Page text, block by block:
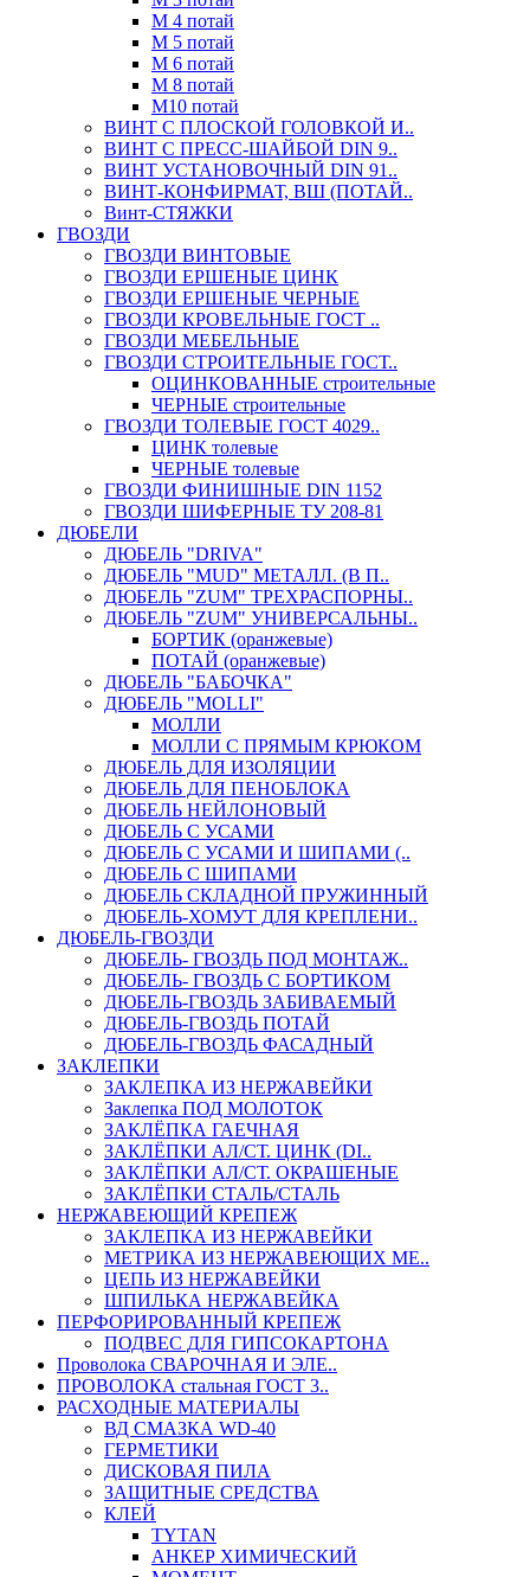
М 4 потай
М 5 потай
М 6 потай
М 8 потай
М10 потай
ВИНТ С ПЛОСКОЙ ГОЛОВКОЙ И..
ВИНТ С ПРЕСС-ШАЙБОЙ DIN 9..
ВИНТ УСТАНОВОЧНЫЙ DIN 91..
ВИНТ-КОНФИРМАТ, ВШ (ПОТАЙ..
Винт-СТЯЖКИ
ГВОЗДИ
ГВОЗДИ ВИНТОВЫЕ
ГВОЗДИ ЕРШЕНЫЕ ЦИНК
ГВОЗДИ ЕРШЕНЫЕ ЧЕРНЫЕ
ГВОЗДИ КРОВЕЛЬНЫЕ ГОСТ ..
ГВОЗДИ МЕБЕЛЬНЫЕ
ГВОЗДИ СТРОИТЕЛЬНЫЕ ГОСТ..
ОЦИНКОВАННЫЕ строительные
ЧЕРНЫЕ строительные
ГВОЗДИ ТОЛЕВЫЕ ГОСТ 4029..
ЦИНК толевые
ЧЕРНЫЕ толевые
ГВОЗДИ ФИНИШНЫЕ DIN 1152
ГВОЗДИ ШИФЕРНЫЕ ТУ 208-81
ДЮБЕЛИ
ДЮБЕЛЬ "DRIVA"
ДЮБЕЛЬ "MUD" МЕТАЛЛ. (В П..
ДЮБЕЛЬ "ZUM" ТРЕХРАСПОРНЫ..
ДЮБЕЛЬ "ZUM" УНИВЕРСАЛЬНЫ..
БОРТИК (оранжевые)
ПОТАЙ (оранжевые)
ДЮБЕЛЬ "БАБОЧКА"
ДЮБЕЛЬ "МOLLI"
МОЛЛИ
МОЛЛИ С ПРЯМЫМ КРЮКОМ
ДЮБЕЛЬ ДЛЯ ИЗОЛЯЦИИ
ДЮБЕЛЬ ДЛЯ ПЕНОБЛОКА
ДЮБЕЛЬ НЕЙЛОНОВЫЙ
ДЮБЕЛЬ С УСАМИ
ДЮБЕЛЬ С УСАМИ И ШИПАМИ (..
ДЮБЕЛЬ С ШИПАМИ
ДЮБЕЛЬ СКЛАДНОЙ ПРУЖИННЫЙ
ДЮБЕЛЬ-ХОМУТ ДЛЯ КРЕПЛЕНИ..
ДЮБЕЛЬ-ГВОЗДИ
ДЮБЕЛЬ- ГВОЗДЬ ПОД МОНТАЖ..
ДЮБЕЛЬ- ГВОЗДЬ С БОРТИКОМ
ДЮБЕЛЬ-ГВОЗДЬ ЗАБИВАЕМЫЙ
ДЮБЕЛЬ-ГВОЗДЬ ПОТАЙ
ДЮБЕЛЬ-ГВОЗДЬ ФАСАДНЫЙ
ЗАКЛЕПКИ
ЗАКЛЕПКА ИЗ НЕРЖАВЕЙКИ
Заклепка ПОД МОЛОТОК
ЗАКЛЁПКА ГАЕЧНАЯ
ЗАКЛЁПКИ АЛ/СТ. ЦИНК (DI..
ЗАКЛЁПКИ АЛ/СТ. ОКРАШЕНЫЕ
ЗАКЛЁПКИ СТАЛЬ/СТАЛЬ
НЕРЖАВЕЮЩИЙ КРЕПЕЖ
ЗАКЛЕПКА ИЗ НЕРЖАВЕЙКИ
МЕТРИКА ИЗ НЕРЖАВЕЮЩИХ МЕ..
ЦЕПЬ ИЗ НЕРЖАВЕЙКИ
ШПИЛЬКА НЕРЖАВЕЙКА
ПЕРФОРИРОВАННЫЙ КРЕПЕЖ
ПОДВЕС ДЛЯ ГИПСОКАРТОНА
Проволока СВАРОЧНАЯ И ЭЛЕ..
ПРОВОЛОКА стальная ГОСТ 3..
РАСХОДНЫЕ МАТЕРИАЛЫ
ВД СМАЗКА WD-40
ГЕРМЕТИКИ
ДИСКОВАЯ ПИЛА
ЗАЩИТНЫЕ СРЕДСТВА
КЛЕЙ
TYTAN
АНКЕР ХИМИЧЕСКИЙ